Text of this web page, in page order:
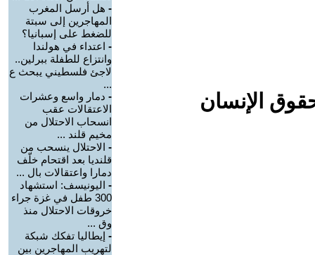
الإنسان
- هل أرسل المغرب
المهاجرين إلى سبتة
للضغط على إسبانيا؟
- اعتداء في هولندا
وانتزاع للطفلة ببرلين..
لاجئ فلسطيني يبحث ع
...
- دمار واسع وعشرات
الاعتقالات عقب
انسحاب الاحتلال من
مخيم قلند ...
- الاحتلال ينسحب من
قلنديا بعد اقتحام خلّف
دمارا واعتقالات بال ...
- اليونيسف: استشهاد
300 طفل في غزة جراء
خروقات الاحتلال منذ
وق ...
- إيطاليا تفكك شبكة
لتهريب المهاجرين بين